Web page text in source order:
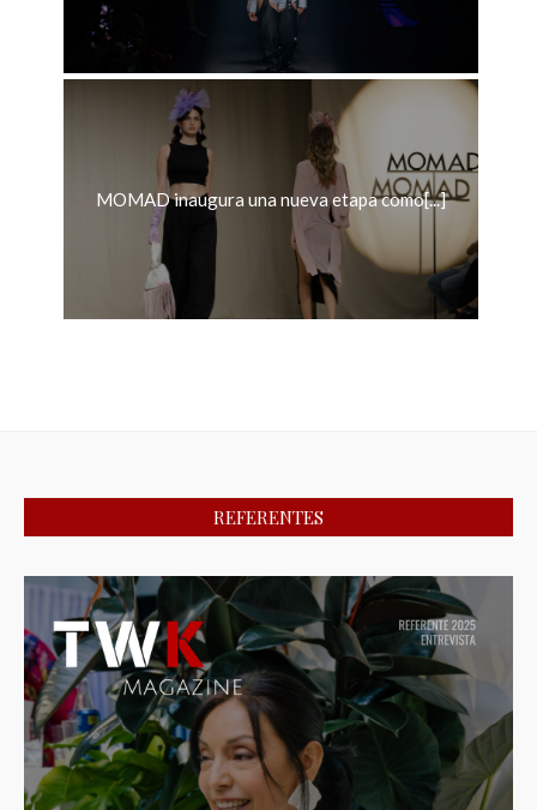
MOMAD inaugura una nueva etapa como[...]
REFERENTES